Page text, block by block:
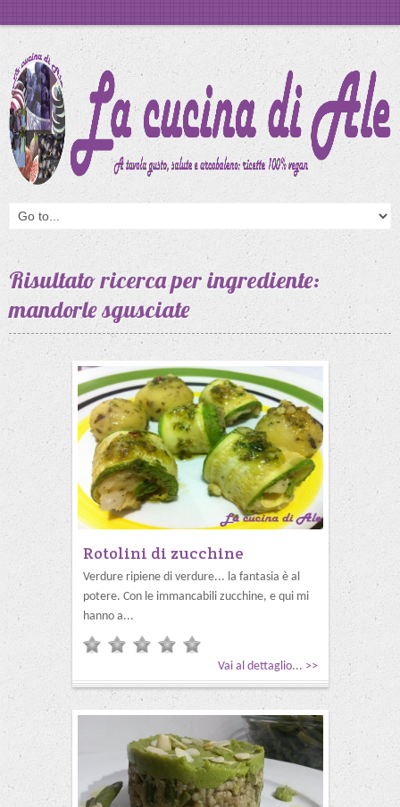
Risultato ricerca per ingrediente:
mandorle sgusciate
Rotolini di zucchine
Verdure ripiene di verdure... la fantasia è al
potere. Con le immancabili zucchine, e qui mi
hanno a...
Vai al dettaglio... >>